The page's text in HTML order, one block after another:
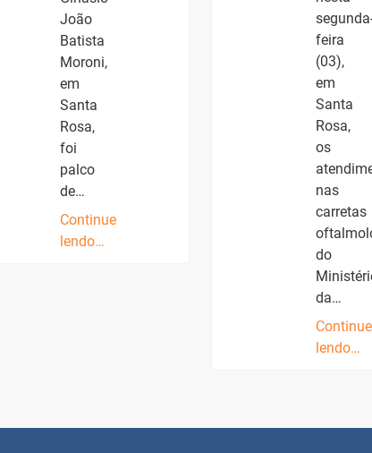
João
Batista
Moroni,
em
Santa
Rosa,
foi
palco
de…
Continue
lendo…
feira
(03),
em
Santa
Rosa,
os
nas
carretas
do
da…
Continue
lendo…